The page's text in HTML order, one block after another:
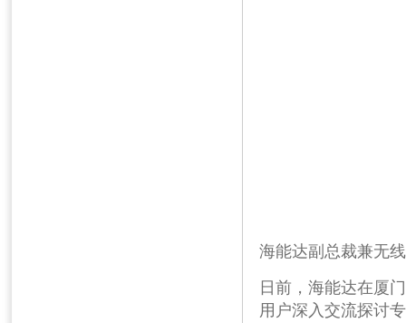
海能达副总裁兼无
日前，海能达在厦
用户深入交流探讨